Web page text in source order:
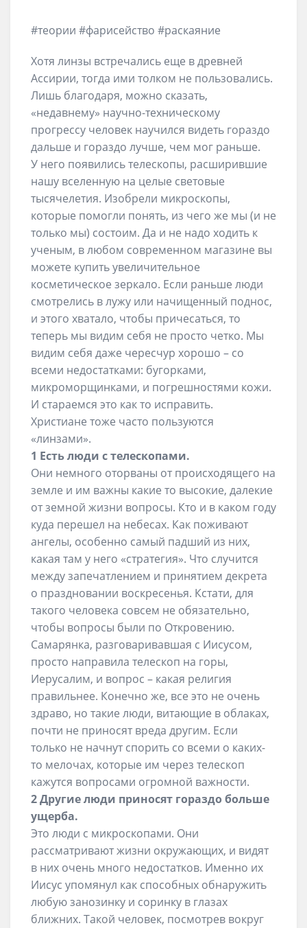
#теории #фарисейство #раскаяние
Хотя линзы встречались еще в древней
Ассирии, тогда ими толком не пользовались.
Лишь благодаря, можно сказать,
«недавнему» научно-техническому
прогрессу человек научился видеть гораздо
дальше и гораздо лучше, чем мог раньше.
У него появились телескопы, расширившие
нашу вселенную на целые световые
тысячелетия. Изобрели микроскопы,
которые помогли понять, из чего же мы (и не
только мы) состоим. Да и не надо ходить к
ученым, в любом современном магазине вы
можете купить увеличительное
косметическое зеркало. Если раньше люди
смотрелись в лужу или начищенный поднос,
и этого хватало, чтобы причесаться, то
теперь мы видим себя не просто четко. Мы
видим себя даже чересчур хорошо – со
всеми недостатками: бугорками,
микроморщинками, и погрешностями кожи.
И стараемся это как то исправить.
Христиане тоже часто пользуются
«линзами».
1 Есть люди с телескопами.
Они немного оторваны от происходящего на
земле и им важны какие то высокие, далекие
от земной жизни вопросы. Кто и в каком году
куда перешел на небесах. Как поживают
ангелы, особенно самый падший из них,
какая там у него «стратегия». Что случится
между запечатлением и принятием декрета
о праздновании воскресенья. Кстати, для
такого человека совсем не обязательно,
чтобы вопросы были по Откровению.
Самарянка, разговаривавшая с Иисусом,
просто направила телескоп на горы,
Иерусалим, и вопрос – какая религия
правильнее. Конечно же, все это не очень
здраво, но такие люди, витающие в облаках,
почти не приносят вреда другим. Если
только не начнут спорить со всеми о каких-
то мелочах, которые им через телескоп
кажутся вопросами огромной важности.
2 Другие люди приносят гораздо больше
ущерба.
Это люди с микроскопами. Они
рассматривают жизни окружающих, и видят
в них очень много недостатков. Именно их
Иисус упомянул как способных обнаружить
любую занозинку и соринку в глазах
ближних. Такой человек, посмотрев вокруг